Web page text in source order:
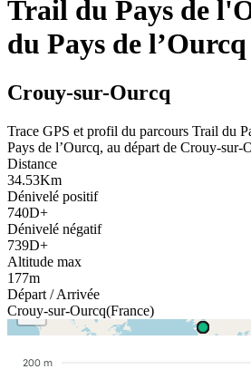
Trail du Pays de
du Pays de l’Ourcq
Crouy-sur-Ourcq
Trace GPS et profil du parcours Trail du
Pays de l’Ourcq, au départ de Crouy-sur-
Distance
34.53Km
Dénivelé positif
740D+
Dénivelé négatif
739D+
Altitude max
177m
Départ / Arrivée
Crouy-sur-Ourcq(France)
+
−
200 m